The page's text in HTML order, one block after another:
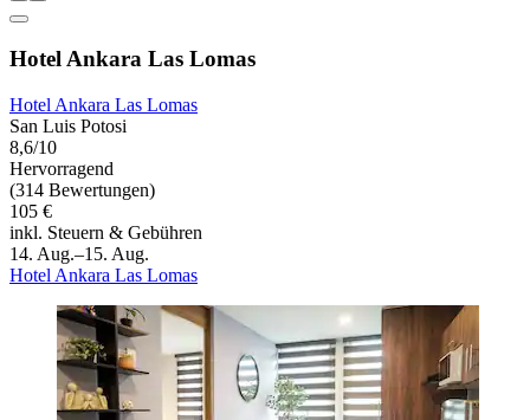
Hotel Ankara Las Lomas
Hotel Ankara Las Lomas
San Luis Potosi
8,6/10
Hervorragend
(314 Bewertungen)
105 €
inkl. Steuern & Gebühren
14. Aug.–15. Aug.
Hotel Ankara Las Lomas